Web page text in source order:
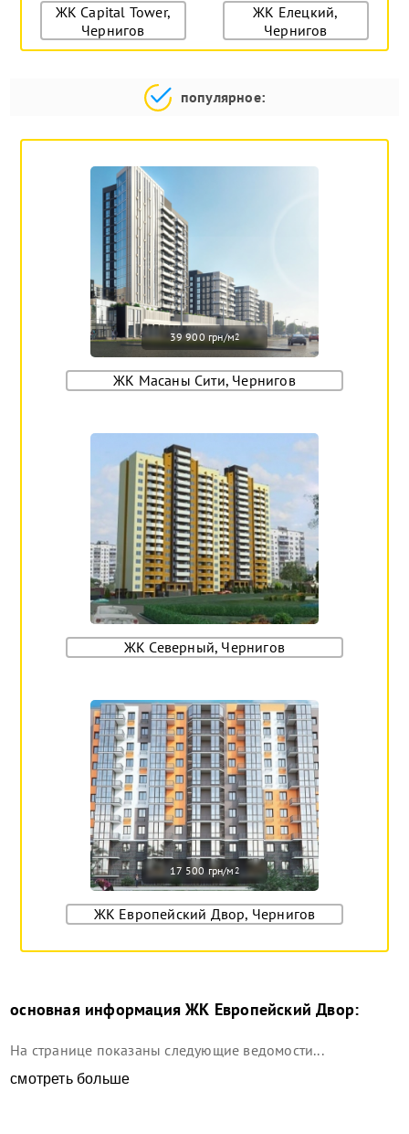
ЖК Capital Tower,
Чернигов
ЖК Елецкий,
Чернигов
популярное:
39 900 грн/м2
ЖК Масаны Сити, Чернигов
ЖК Северный, Чернигов
17 500 грн/м2
ЖК Европейский Двор, Чернигов
основная информация ЖК Европейский Двор:
На странице показаны следующие ведомости...
смотреть больше